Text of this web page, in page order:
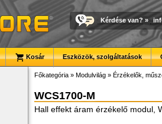
Kérdése van? »
Kosár Eszközök, szolgáltatások
Főkategória » Modulvilág » Érzékelők,
WCS1700-M
Hall effekt áram érzékelő modul,